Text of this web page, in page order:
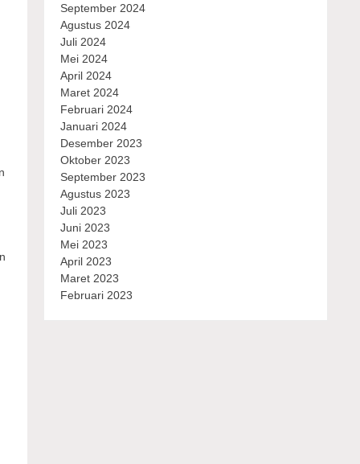
September 2024
Agustus 2024
Juli 2024
Mei 2024
April 2024
Maret 2024
Februari 2024
Januari 2024
Desember 2023
Oktober 2023
September 2023
Agustus 2023
Juli 2023
Juni 2023
Mei 2023
April 2023
Maret 2023
Februari 2023